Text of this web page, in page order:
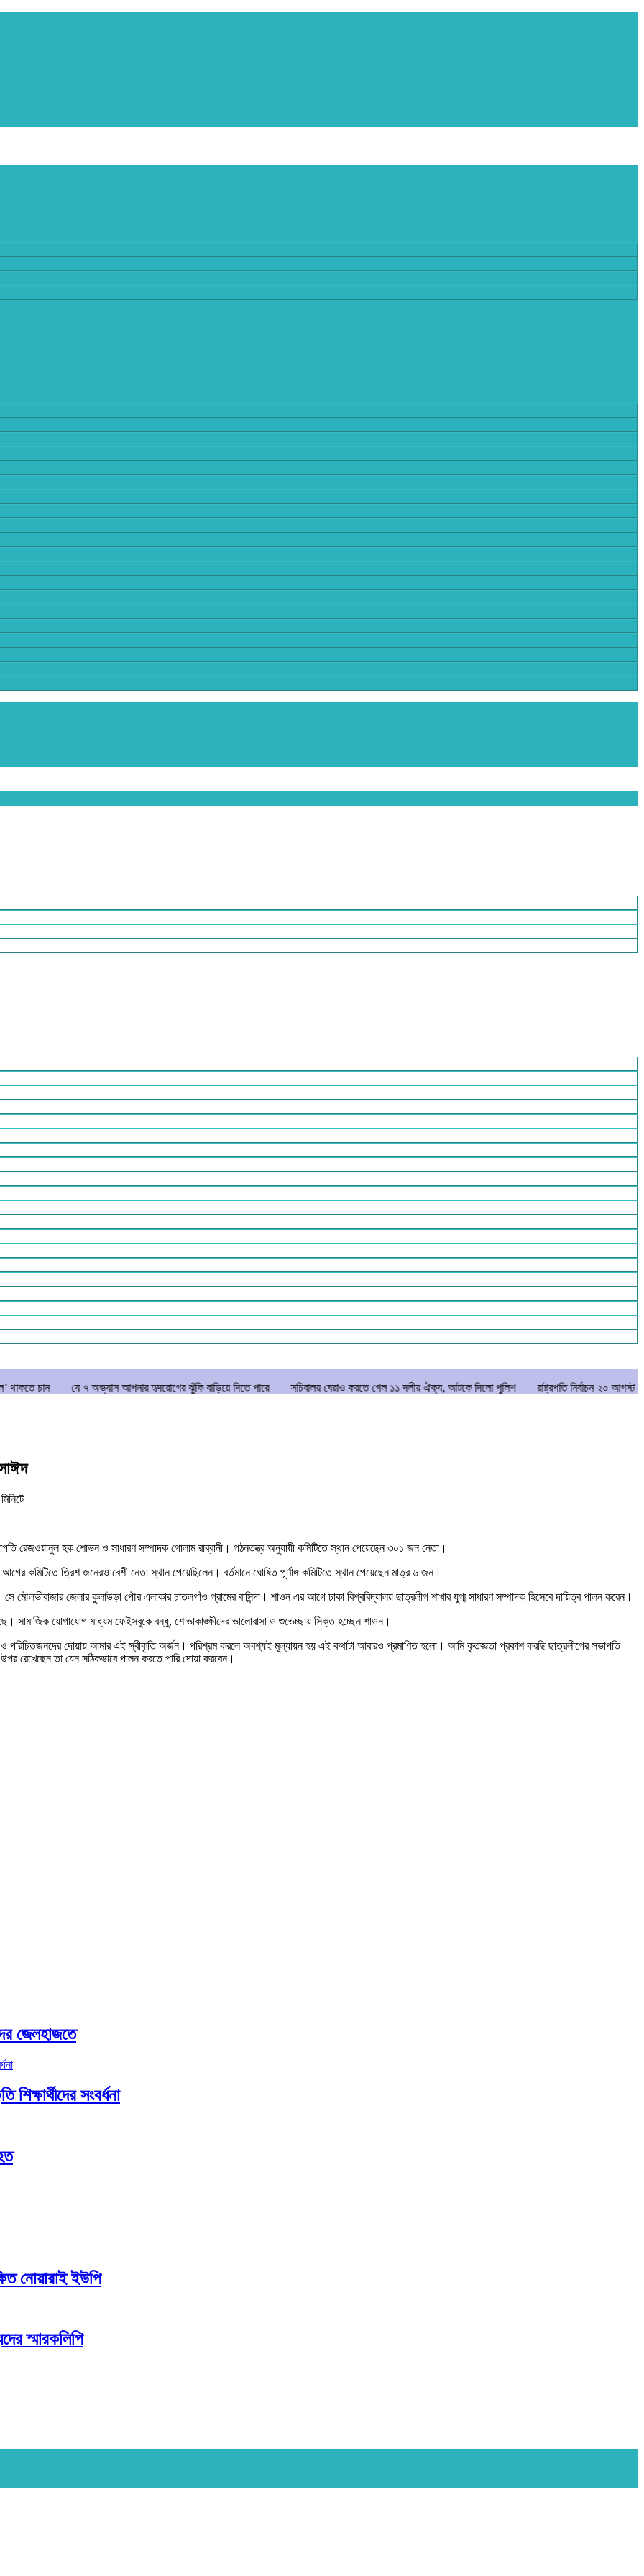
যে ৭ অভ্যাস আপনার হৃদরোগের ঝুঁকি বাড়িয়ে দিতে পারে সচিবালয় ঘেরাও করতে গেল ১১ দলীয় ঐক্য, আটকে দিলো পুলিশ রাষ্ট্রপতি নির্বাচন ২০ আগস্ট মানিকগঞ্জে
মিনিটে
সভাপতি রেজওয়ানুল হক শোভন ও সাধারণ সম্পাদক গোলাম রাব্বানী। গঠনতন্ত্র অনুযায়ী কমিটিতে স্থান পেয়েছেন ৩০১ জন নেতা।
কমিটিতে ত্রিশ জনেরও বেশী নেতা স্থান পেয়েছিলেন। বর্তমানে ঘোষিত পূর্ণাঙ্গ কমিটিতে স্থান পেয়েছেন মাত্র ৬ জন।
মৌলভীবাজার জেলার কুলাউড়া পৌর এলাকার চাতলগাঁও গ্রামের বাসিন্দা। শাওন এর আগে ঢাকা বিশ্ববিদ্যালয় ছাত্রলীগ শাখার যুগ্ম সাধারণ সম্পাদক হিসেবে দায়িত্ব পালন করেন।
সামাজিক যোগাযোগ মাধ্যম ফেইসবুকে বন্ধু, শোভাকাঙ্ক্ষীদের ভালোবাসা ও শুভেচ্ছায় সিক্ত হচ্ছেন শাওন।
ও পরিচিতজনদের দোয়ায় আমার এই স্বীকৃতি অর্জন। পরিশ্রম করলে অবশ্যই মূল্যায়ন হয় এই কথাটা আবারও প্রমাণিত হলো। আমি কৃতজ্ঞতা প্রকাশ করছি ছাত্রলীগের সভাপতি
রেখেছেন তা যেন সঠিকভাবে পালন করতে পারি দোয়া করবেন।
জেলহাজতে
সংবর্ধনা
নোয়ারাই ইউপি
স্মারকলিপি